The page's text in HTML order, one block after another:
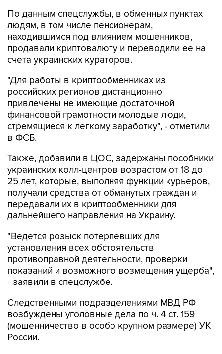
По данным спецслужбы, в обменных пунктах
людям, в том числе пенсионерам,
находившимся под влиянием мошенников,
продавали криптовалюту и переводили ее на
счета украинских кураторов.
"Для работы в криптообменниках из
российских регионов дистанционно
привлечены не имеющие достаточной
финансовой грамотности молодые люди,
стремящиеся к легкому заработку", - отметили
в ФСБ.
Также, добавили в ЦОС, задержаны пособники
украинских колл-центров возрастом от 18 до
25 лет, которые, выполняя функции курьеров,
получали средства от обманутых граждан и
передавали их в криптообменники для
дальнейшего направления на Украину.
"Ведется розыск потерпевших для
установления всех обстоятельств
противоправной деятельности, проверки
показаний и возможного возмещения ущерба",
- заявили в спецслужбе.
Следственными подразделениями МВД РФ
возбуждены уголовные дела по ч. 4 ст. 159
(мошенничество в особо крупном размере) УК
России.